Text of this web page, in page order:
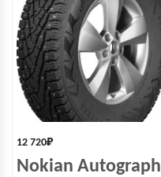
12 720₽
Nokian Autograph